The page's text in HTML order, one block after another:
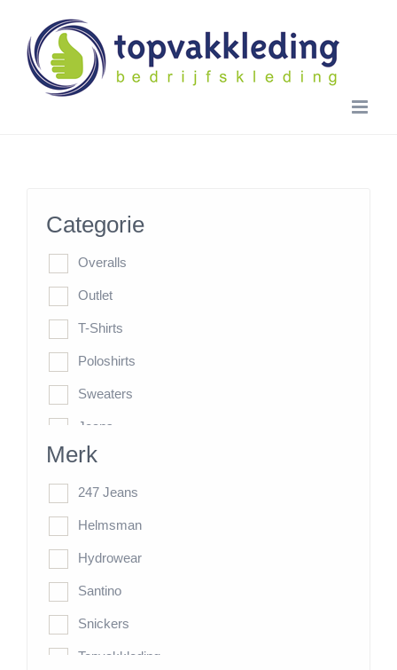
content
Categorie
Overalls
Outlet
T-Shirts
Poloshirts
Sweaters
Jeans
Werkbroeken
HiVis-Line
Jassen
Kasten
Overige items
Merk
247 Jeans
Helmsman
Hydrowear
Santino
Snickers
Topvakkleding